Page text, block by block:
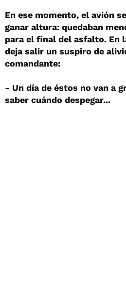
En ese momento, el avión
ganar altura: quedaban
para el final del asfalto. En
deja salir un suspiro de
comandante:
- Un día de éstos no van a
saber cuándo despegar...